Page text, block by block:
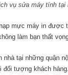
vụ sửa máy tính tại
mực máy in được
làm bạn thất
nhà tại những quận
đối tượng khách